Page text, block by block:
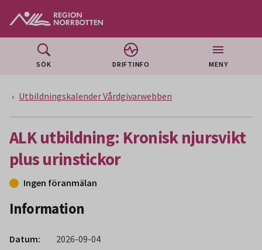
SÖK DRIFTINFO MENY
Utbildningskalender Vårdgivarwebben
ALK utbildning: Kronisk njursvikt
plus urinstickor
Ingen föranmälan
Information
Datum:
2026-09-04